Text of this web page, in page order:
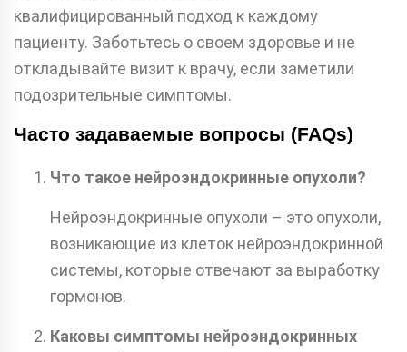
квалифицированный подход к каждому
пациенту. Заботьтесь о своем здоровье и не
откладывайте визит к врачу, если заметили
подозрительные симптомы.
Часто задаваемые вопросы (FAQs)
Что такое нейроэндокринные опухоли?
Нейроэндокринные опухоли – это опухоли,
возникающие из клеток нейроэндокринной
системы, которые отвечают за выработку
гормонов.
Каковы симптомы нейроэндокринных